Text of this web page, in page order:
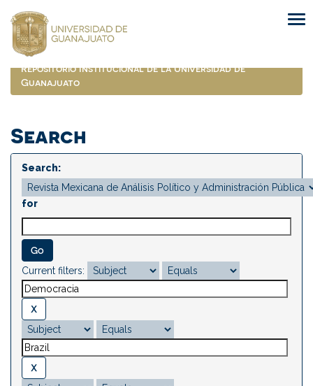
navigation
Repositorio Institucional de la Universidad de
Guanajuato
Search
Search:
for
Current filters: